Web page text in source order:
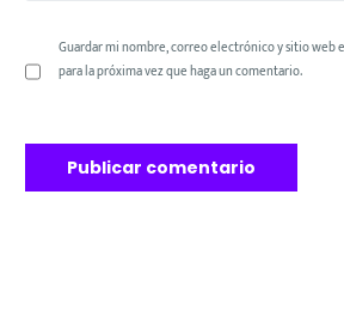
Guardar mi nombre, correo electrónico y sitio web
para la próxima vez que haga un comentario.